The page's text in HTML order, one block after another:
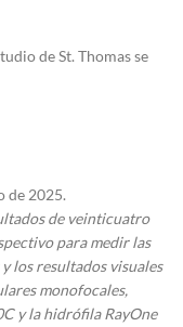
de St. Thomas se
de 2025.
de veinticuatro
para medir las
los resultados visuales
monofocales,
y la hidrófila RayOne